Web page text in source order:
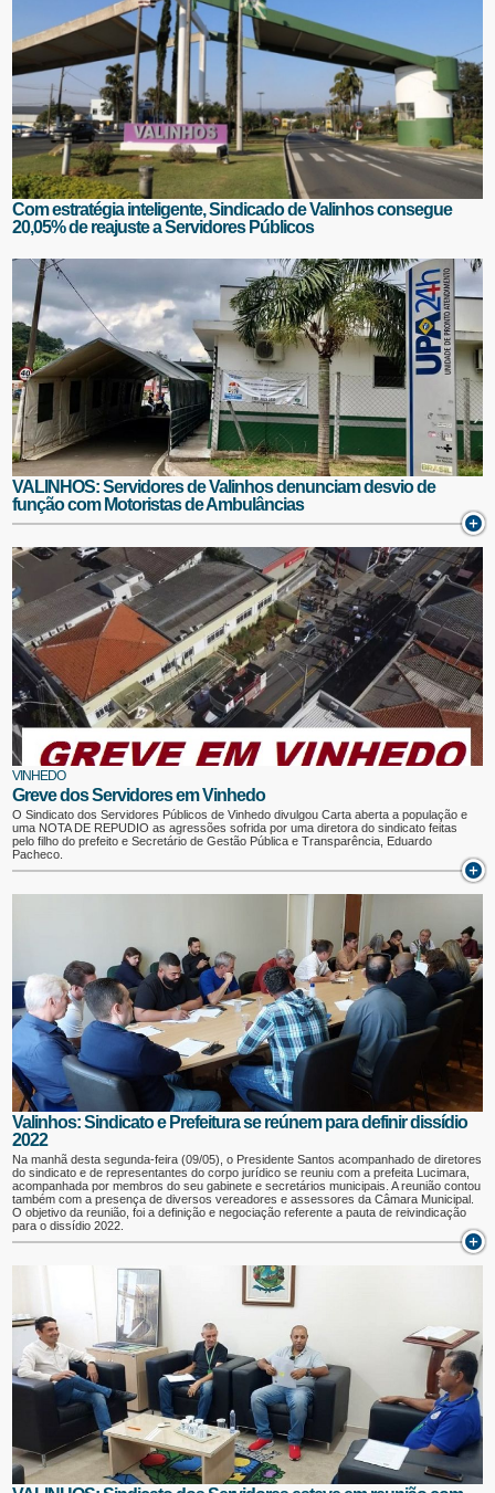
Com estratégia inteligente, Sindicado de Valinhos consegue
20,05% de reajuste a Servidores Públicos
VALINHOS: Servidores de Valinhos denunciam desvio de
função com Motoristas de Ambulâncias
VINHEDO
Greve dos Servidores em Vinhedo
O Sindicato dos Servidores Públicos de Vinhedo divulgou Carta aberta a população e
uma NOTA DE REPUDIO as agressões sofrida por uma diretora do sindicato feitas
pelo filho do prefeito e Secretário de Gestão Pública e Transparência, Eduardo
Pacheco.
Valinhos: Sindicato e Prefeitura se reúnem para definir dissídio
2022
Na manhã desta segunda-feira (09/05), o Presidente Santos acompanhado de diretores
do sindicato e de representantes do corpo jurídico se reuniu com a prefeita Lucimara,
acompanhada por membros do seu gabinete e secretários municipais. A reunião contou
também com a presença de diversos vereadores e assessores da Câmara Municipal.
O objetivo da reunião, foi a definição e negociação referente a pauta de reivindicação
para o dissídio 2022.